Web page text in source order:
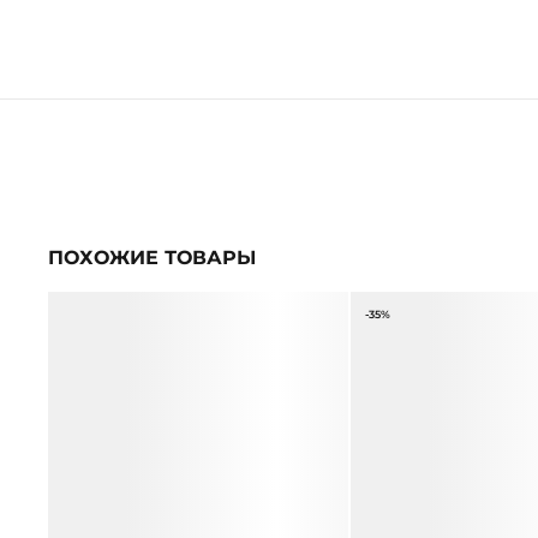
ПОХОЖИЕ ТОВАРЫ
-35%